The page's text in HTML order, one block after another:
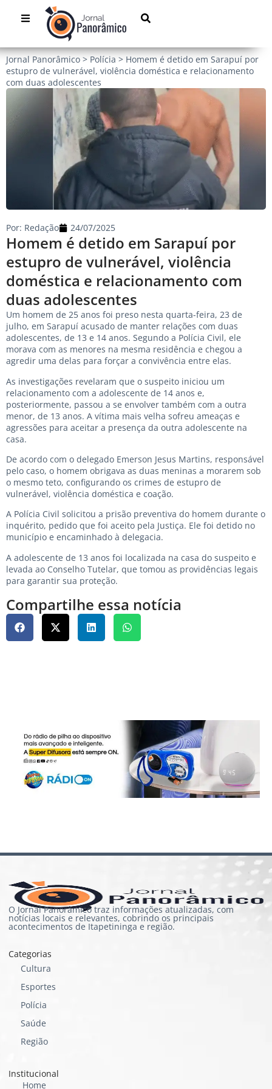
Jornal Panorâmico > Polícia > Homem é detido em Sarapuí por
estupro de vulnerável, violência doméstica e relacionamento
com duas adolescentes
Homem é detido em Sarapuí por
estupro de vulnerável, violência
doméstica e relacionamento com
duas adolescentes
Por: Redação 24/07/2025
Um homem de 25 anos foi preso nesta quarta-feira, 23 de
julho, em Sarapuí acusado de manter relações com duas
adolescentes, de 13 e 14 anos. Segundo a Polícia Civil, ele
morava com as menores na mesma residência e chegou a
agredir uma delas para forçar a convivência entre elas.
As investigações revelaram que o suspeito iniciou um
relacionamento com a adolescente de 14 anos e,
posteriormente, passou a se envolver também com a outra
menor, de 13 anos. A vítima mais velha sofreu ameaças e
agressões para aceitar a presença da outra adolescente na
casa.
De acordo com o delegado Emerson Jesus Martins, responsável
pelo caso, o homem obrigava as duas meninas a morarem sob
o mesmo teto, configurando os crimes de estupro de
vulnerável, violência doméstica e coação.
A Polícia Civil solicitou a prisão preventiva do homem durante o
inquérito, pedido que foi aceito pela Justiça. Ele foi detido no
município e encaminhado à delegacia.
A adolescente de 13 anos foi localizada na casa do suspeito e
levada ao Conselho Tutelar, que tomou as providências legais
para garantir sua proteção.
Compartilhe essa notícia
O Jornal Panorâmico traz informações atualizadas, com
notícias locais e relevantes, cobrindo os principais
acontecimentos de Itapetininga e região.
Categorias
Cultura
Esportes
Polícia
Saúde
Região
Institucional
Home